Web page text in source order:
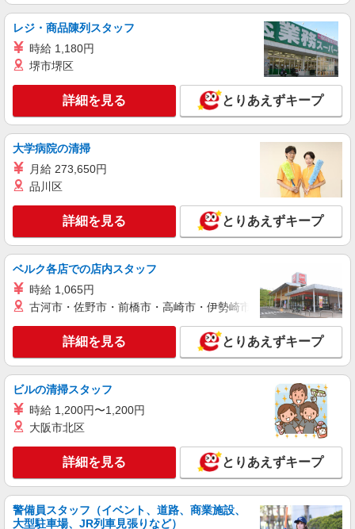
雑貨販売
時給1500円〜1600円 【月給例】時給1500円
実働7.5H×22日勤務の場合「247,500円」※月収例
は一例です。ご経験により異なります。
〒107-0052 東京都港区赤坂9丁目7－4 東京
キープ 詳細を見る
派遣社員
株式会社シーエーセールススタッフ/tkYM37161q
時給1450円〜1500円 ※経験・能力による
1500円×7時間×8日＝84,000円
赤坂駅徒歩4分
キープ
派遣社員
雑貨販売
時給1600円〜1700円
オレ南青山 B1
キープ 詳細を見る
株式会社シーエーセールススタッフ/tkYU40812c
コスメ販売
時給1540円 【月給例】時給1,540円 実働
レジ・商品陳列スタッフ
時給 1,180円
堺市堺区
詳細を見る とりあえずキープ
大学病院の清掃
月給 273,650円
品川区
詳細を見る とりあえずキープ
ベルク各店での店内スタッフ
時給 1,065円
古河市・佐野市・前橋市・高崎市・伊勢崎市・太田市・館林市
詳細を見る とりあえずキープ
ビルの清掃スタッフ
時給 1,200円〜1,200円
大阪市北区
詳細を見る とりあえずキープ
警備員スタッフ（イベント、道路、商業施設、
大型駐車場、JR列車見張りなど）